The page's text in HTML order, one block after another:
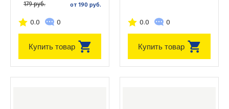
179 руб. от 190 руб.
0.0 0
Купить товар
0.0 0
Купить товар